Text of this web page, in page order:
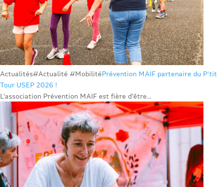
Actualités#Actualité #MobilitéPrévention MAIF partenaire du P’tit
Tour USEP 2026 !
L’association Prévention MAIF est fière d’être...